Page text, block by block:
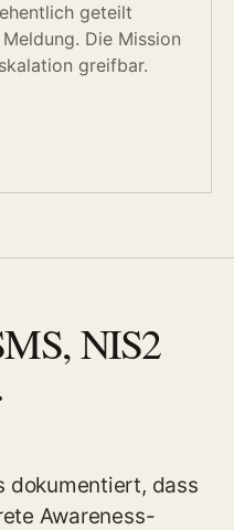
geteilt
Die Mission
greifbar.
NIS2
dokumentiert, dass
Awareness-